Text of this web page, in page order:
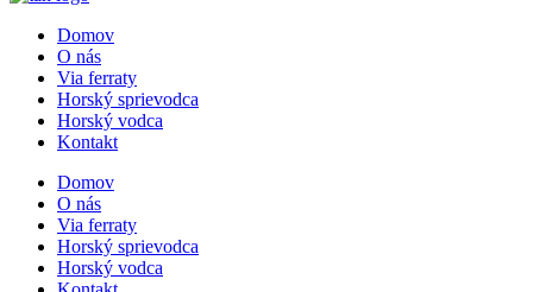
Domov
O nás
Via ferraty
Horský sprievodca
Horský vodca
Kontakt
Domov
O nás
Via ferraty
Horský sprievodca
Horský vodca